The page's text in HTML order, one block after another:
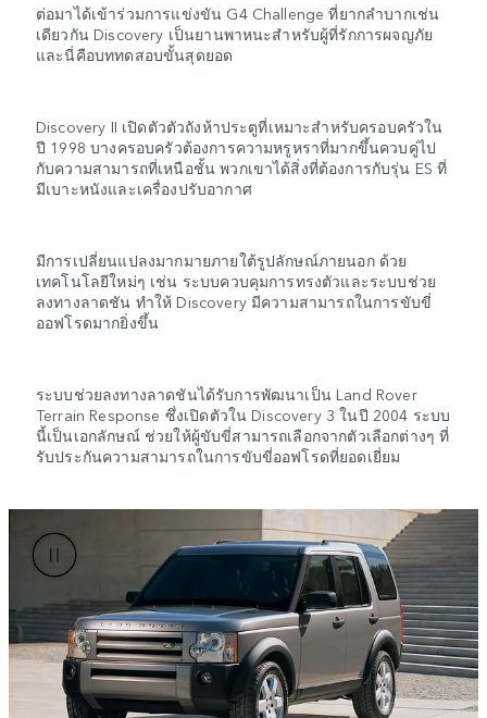
ต่อมาได้เข้าร่วมการแข่งขัน G4 Challenge ที่ยากลำบากเช่น
เดียวกัน Discovery เป็นยานพาหนะสำหรับผู้ที่รักการผจญภัย
และนี่คือบททดสอบขั้นสุดยอด
Discovery II เปิดตัวตัวถังห้าประตูที่เหมาะสำหรับครอบครัวใน
ปี 1998 บางครอบครัวต้องการความหรูหราที่มากขึ้นควบคู่ไป
กับความสามารถที่เหนือชั้น พวกเขาได้สิ่งที่ต้องการกับรุ่น ES ที่
มีเบาะหนังและเครื่องปรับอากาศ
มีการเปลี่ยนแปลงมากมายภายใต้รูปลักษณ์ภายนอก ด้วย
เทคโนโลยีใหม่ๆ เช่น ระบบควบคุมการทรงตัวและระบบช่วย
ลงทางลาดชัน ทำให้ Discovery มีความสามารถในการขับขี่
ออฟโรดมากยิ่งขึ้น
ระบบช่วยลงทางลาดชันได้รับการพัฒนาเป็น Land Rover
Terrain Response ซึ่งเปิดตัวใน Discovery 3 ในปี 2004 ระบบ
นี้เป็นเอกลักษณ์ ช่วยให้ผู้ขับขี่สามารถเลือกจากตัวเลือกต่างๆ ที่
รับประกันความสามารถในการขับขี่ออฟโรดที่ยอดเยี่ยม